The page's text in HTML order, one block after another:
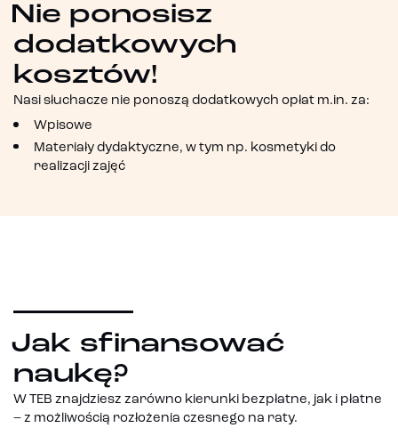
Nie ponosisz
dodatkowych
kosztów!
Nasi słuchacze nie ponoszą dodatkowych opłat m.in. za:
Wpisowe
Materiały dydaktyczne, w tym np. kosmetyki do
realizacji zajęć
Jak sfinansować
naukę?
W TEB znajdziesz zarówno kierunki bezpłatne, jak i płatne
– z możliwością rozłożenia czesnego na raty.